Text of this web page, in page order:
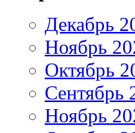
Декабрь
Ноябрь
Октябрь
Сентябрь
Ноябрь